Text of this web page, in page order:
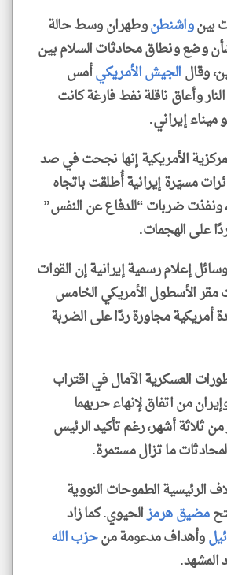
بينواشنطنوطهران وسط حالة
وضع ونطاق محادثات السلام بين
وقالالجيش الأمريكيأمس
النار وأعاق ناقلة نفط فارغة كانت
ميناء إيراني.
الأمريكية إنها نجحت في صد
مسيّرة إيرانية أُطلقت باتجاه
ونفذت ضربات “للدفاع عن النفس”
على الهجمات.
إعلام رسمية إيرانية إن القوات
مقر الأسطول الأمريكي الخامس
أمريكية مجاورة ردًا على الضربة
العسكرية الآمال في اقتراب
من اتفاق لإنهاء حربهما
من ثلاثة أشهر، رغم تأكيد الرئيس
ما تزال مستمرة.
الرئيسية الطموحات النووية
مضيق هرمزالحيوي. كما زاد
وأهداف مدعومة منحزب الله
المشهد.